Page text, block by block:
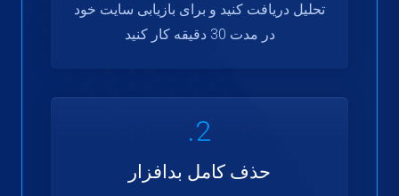
تحلیل دریافت کنید و برای بازیابی سایت خود
در مدت 30 دقیقه کار کنید
2.
حذف کامل بدافزار